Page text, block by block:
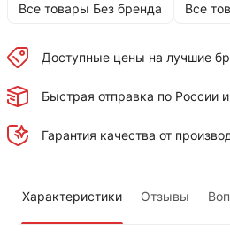
Все товары Без бренда Все
Доступные цены на лучшие
Быстрая отправка по России
Гарантия качества от
Характеристики Отзывы